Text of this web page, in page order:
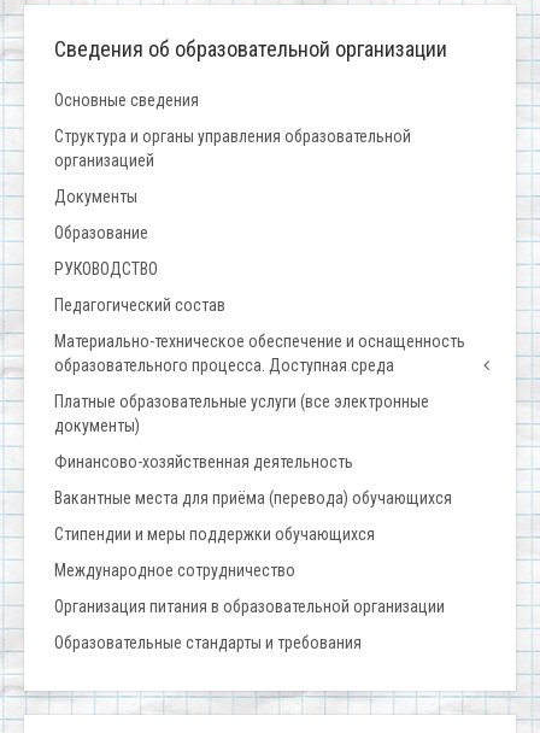
Сведения об образовательной организации
Основные сведения
Структура и органы управления образовательной
организацией
Документы
Образование
РУКОВОДСТВО
Педагогический состав
Материально-техническое обеспечение и оснащенность
образовательного процесса. Доступная среда
Платные образовательные услуги (все электронные
документы)
Финансово-хозяйственная деятельность
Вакантные места для приёма (перевода) обучающихся
Стипендии и меры поддержки обучающихся
Международное сотрудничество
Организация питания в образовательной организации
Образовательные стандарты и требования